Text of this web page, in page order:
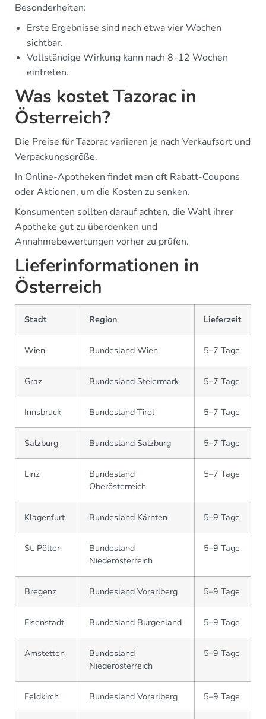
Besonderheiten:
Erste Ergebnisse sind nach etwa vier Wochen
sichtbar.
Vollständige Wirkung kann nach 8–12 Wochen
eintreten.
Was kostet Tazorac in
Österreich?
Die Preise für Tazorac variieren je nach Verkaufsort und
Verpackungsgröße.
In Online-Apotheken findet man oft Rabatt-Coupons
oder Aktionen, um die Kosten zu senken.
Konsumenten sollten darauf achten, die Wahl ihrer
Apotheke gut zu überdenken und
Annahmebewertungen vorher zu prüfen.
Lieferinformationen in
Österreich
Stadt Region Lieferzeit
Wien Bundesland Wien 5–7 Tage
Graz Bundesland Steiermark 5–7 Tage
Innsbruck Bundesland Tirol 5–7 Tage
Salzburg Bundesland Salzburg 5–7 Tage
Linz
Bundesland
Oberösterreich
5–7 Tage
Klagenfurt Bundesland Kärnten 5–9 Tage
St. Pölten
Bundesland
Niederösterreich
5–9 Tage
Bregenz Bundesland Vorarlberg 5–9 Tage
Eisenstadt Bundesland Burgenland 5–9 Tage
Amstetten
Bundesland
Niederösterreich
5–9 Tage
Feldkirch Bundesland Vorarlberg 5–9 Tage